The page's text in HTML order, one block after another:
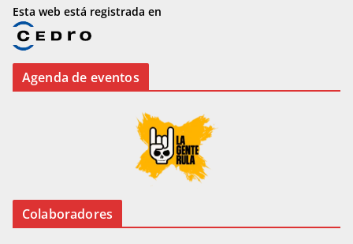
Esta web está registrada en
Agenda de eventos
Colaboradores